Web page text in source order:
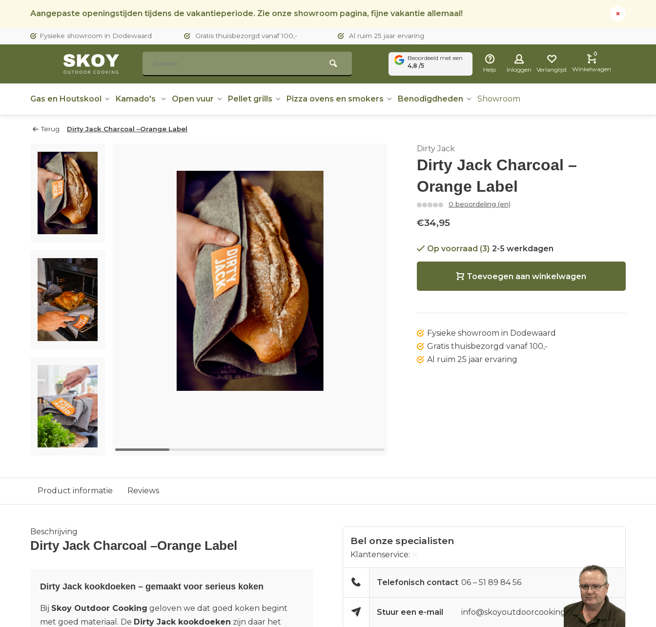
Aangepaste openingstijden tijdens de vakantieperiode. Zie onze showroom pagina, fijne vakantie allemaal!
Fysieke showroom in Dodewaard Gratis thuisbezorgd vanaf 100,- Al ruim 25 jaar ervaring
Beoordeeld met een
4,8 /5
Help Inloggen Verlanglijst
0
Winkelwagen
Gas en Houtskool Kamado's Open vuur Pellet grills Pizza ovens en smokers Benodigdheden Showroom
Terug Dirty Jack Charcoal –Orange Label
Dirty Jack
Dirty Jack Charcoal –
Orange Label
0 beoordeling (en)
€34,95
Op voorraad (3) 2-5 werkdagen
Toevoegen aan winkelwagen
Fysieke showroom in Dodewaard
Gratis thuisbezorgd vanaf 100,-
Al ruim 25 jaar ervaring
Product informatie Reviews
Beschrijving
Dirty Jack Charcoal –Orange Label
Dirty Jack kookdoeken – gemaakt voor serieus koken
Bij Skoy Outdoor Cooking geloven we dat goed koken begint
met goed materiaal. De Dirty Jack kookdoeken zijn daar het
Bel onze specialisten
Klantenservice:
Telefonisch contact 06 – 51 89 84 56
Stuur een e-mail info@skoyoutdoorcooking.nl